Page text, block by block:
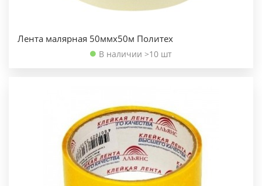
Лента малярная 50ммх50м Политех
В наличии >10 шт